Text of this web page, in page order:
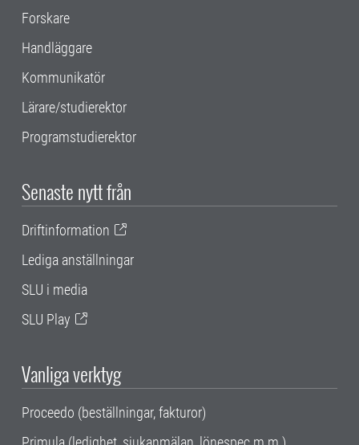
Forskare
Handläggare
Kommunikatör
Lärare/studierektor
Programstudierektor
Senaste nytt från
Driftinformation
Lediga anställningar
SLU i media
SLU Play
Vanliga verktyg
Proceedo (beställningar, fakturor)